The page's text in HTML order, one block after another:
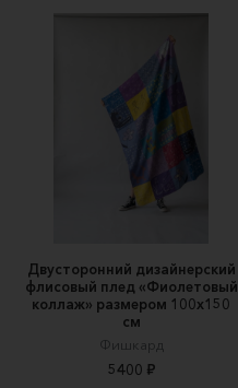
Двусторонний дизайнерский
флисовый плед «Фиолетовый
коллаж» размером 100х150
см
Фишкард
5400 ₽